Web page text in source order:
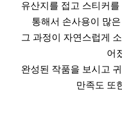
유산지를 접고 스티커
통해서 손사용이 많
그 과정이 자연스럽게
어
완성된 작품을 보시고
만족도 또